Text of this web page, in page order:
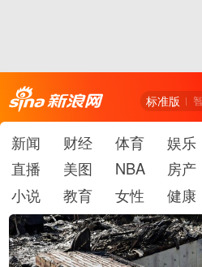
标准版
新闻 财经 体育 娱乐
直播
美图 NBA 房产
小说
教育 女性 健康